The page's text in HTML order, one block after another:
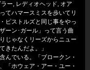
ー, レディオヘッド, オア
てハマースミスを歩いてリ
ピストルズと同じ事をやっ
ーン･ガール」って言う曲
じゃなくリーズからニュー
きたんだよ。」
んでいる。「ブロークン・
「ホウェア・アー・ユー・